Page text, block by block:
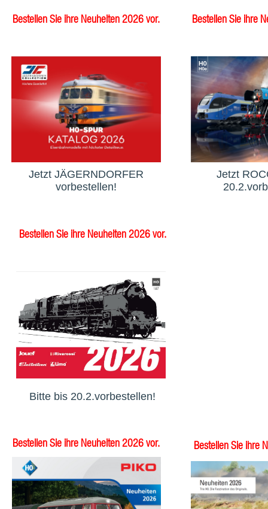
Bestellen Sie ihre Neuheiten 2026 vor.
Jetzt JÄGERNDORFER
vorbestellen!
Bestellen Sie ihre
Jetzt
Bestellen Sie ihre Neuheiten 2026 vor.
Bitte bis 20.2.vorbestellen!
Bestellen Sie ihre Neuheiten 2026 vor. Bestellen Sie ihre